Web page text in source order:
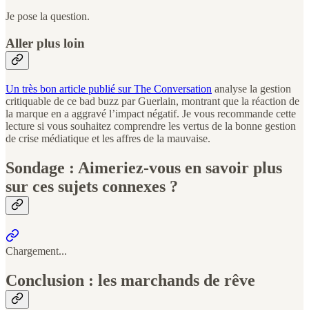
Je pose la question.
Aller plus loin
Un très bon article publié sur The Conversation analyse la gestion
critiquable de ce bad buzz par Guerlain, montrant que la réaction de
la marque en a aggravé l’impact négatif. Je vous recommande cette
lecture si vous souhaitez comprendre les vertus de la bonne gestion
de crise médiatique et les affres de la mauvaise.
Sondage : Aimeriez-vous en savoir plus
sur ces sujets connexes ?
Chargement...
Conclusion : les marchands de rêve